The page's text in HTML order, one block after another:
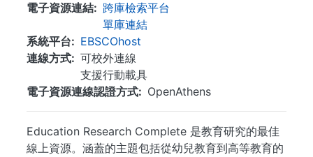
電子資源連結
跨庫檢索平台
單庫連結
系統平台
EBSCOhost
連線方式
可校外連線
支援行動載具
電子資源連線認證方式
OpenAthens
Education Research Complete 是教育研究的最佳
線上資源。涵蓋的主題包括從幼兒教育到高等教育的